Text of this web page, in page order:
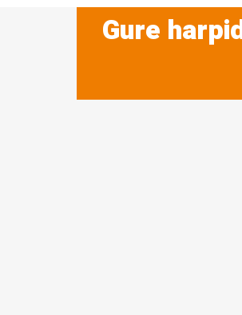
Gure